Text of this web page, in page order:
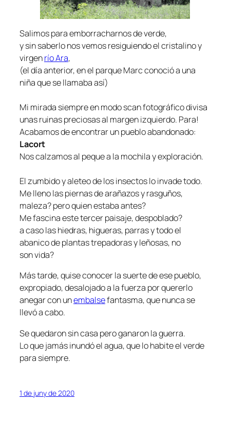
Salimos para emborracharnos de verde,
y sin saberlo nos vemos resiguiendo el cristalino y
virgenrío Ara,
(el día anterior, en el parque Marc conoció a una
niña que se llamaba así)
Mi mirada siempre en modoscanfotográfico divisa
unas ruinas preciosas al margen izquierdo. Para!
Acabamos de encontrar un pueblo abandonado:
Lacort
Nos calzamos al peque a la mochila y exploración.
El zumbido y aleteo de los insectos lo invade todo.
Me lleno las piernas de arañazos y rasguños,
maleza? pero quien estaba antes?
Me fascina este tercer paisaje, despoblado?
a caso las hiedras, higueras, parras y todo el
abanico de plantas trepadoras y leñosas, no
son vida?
Más tarde, quise conocer la suerte de ese pueblo,
expropiado, desalojado a la fuerza por quererlo
anegar con unembalsefantasma, que nunca se
llevó a cabo.
Se quedaron sin casa pero ganaron la guerra.
Lo que jamás inundó el agua, que lo habite el verde
para siempre.
1 de juny de 2020